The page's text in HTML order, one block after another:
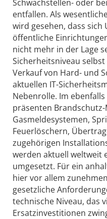
Schwachstellen- oder
entfallen. Als
wird gesehen, dass
öffentliche
nicht mehr in der Lage
Sicherheitsniveau
Verkauf von Hard- und
aktuellen IT-
Nebenrolle. Im
präsenten
Gasmeldesystemen,
Feuerlöschern,
zugehörigen
werden aktuell weltweit
umgesetzt. Für ein
hier vor allem
gesetzliche
technische Niveau, das
Ersatzinvestitionen